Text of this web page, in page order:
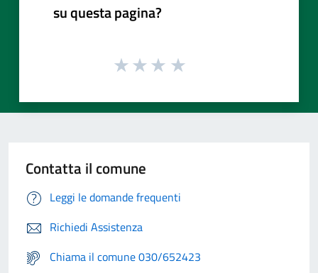
su questa pagina?
Contatta il comune
Leggi le domande frequenti
Richiedi Assistenza
Chiama il comune 030/652423